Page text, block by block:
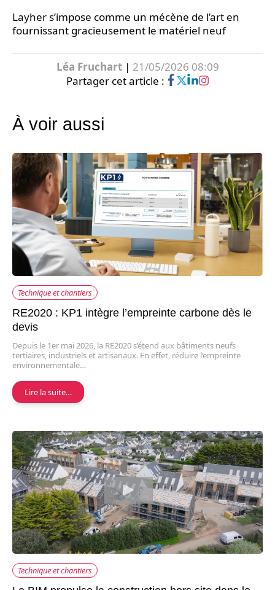
Layher s’impose comme un mécène de l’art en
fournissant gracieusement le matériel neuf
Léa Fruchart| 21/05/2026 08:09
Partager cet article :
À voir aussi
Technique et chantiers
RE2020 : KP1 intègre l’empreinte carbone dès le
devis
Depuis le 1er mai 2026, la RE2020 s’étend aux bâtiments neufs
tertiaires, industriels et artisanaux. En effet, réduire l’empreinte
environnementale…
Lire la suite…
Technique et chantiers